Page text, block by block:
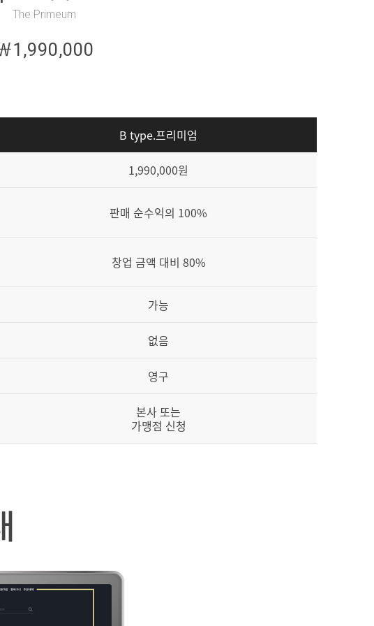
The Primeum
1,990,000
B type.프리미엄
1,990,000원
판매 순수익의 100%
창업 금액 대비 80%
가능
없음
영구
본사 또는
가맹점 신청